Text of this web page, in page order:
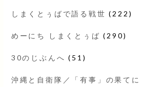
しまくとぅばで語る戦世 (222)
めーにち しまくとぅば (290)
30のじぶんへ (51)
沖縄と自衛隊／「有事」の果てに